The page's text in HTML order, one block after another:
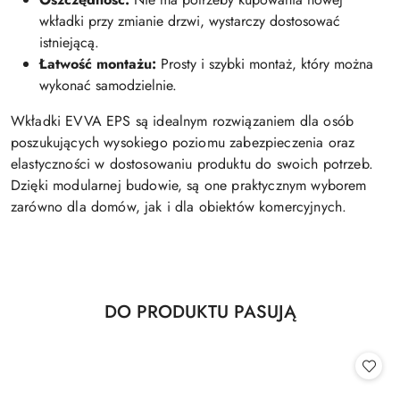
wkładki przy zmianie drzwi, wystarczy dostosować
istniejącą.
Łatwość montażu: Prosty i szybki montaż, który można
wykonać samodzielnie.
Wkładki EVVA EPS są idealnym rozwiązaniem dla osób
poszukujących wysokiego poziomu zabezpieczenia oraz
elastyczności w dostosowaniu produktu do swoich potrzeb.
Dzięki modularnej budowie, są one praktycznym wyborem
zarówno dla domów, jak i dla obiektów komercyjnych.
Pomiń karuzelę produktów
Produkty
DO PRODUKTU PASUJĄ